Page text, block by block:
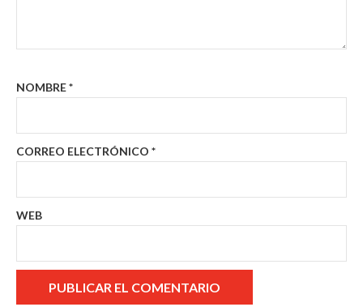
NOMBRE*
CORREO ELECTRÓNICO *
WEB